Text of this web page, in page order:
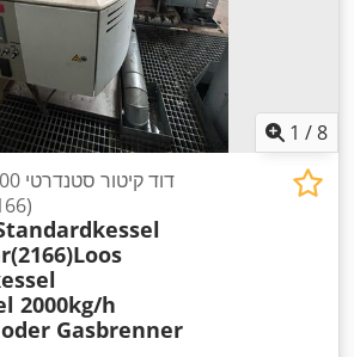
1 /8
(2166) מבער שמן או גז
2000kg/h
Gasbrenner